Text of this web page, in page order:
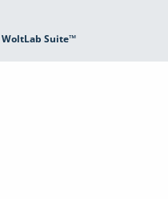
WoltLab Suite™